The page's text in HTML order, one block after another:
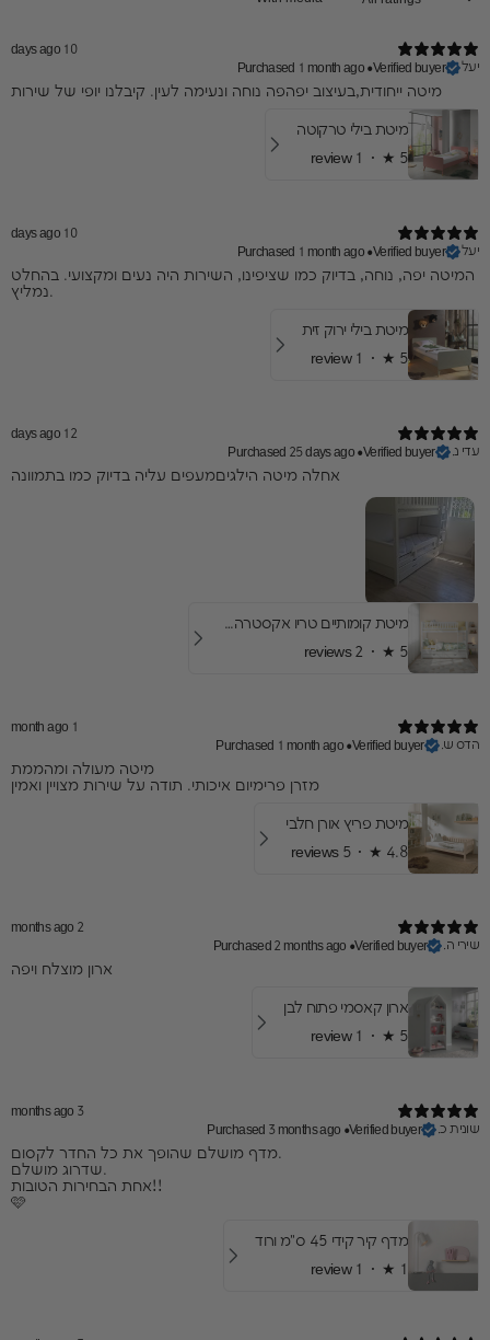
10 days ago
יעל
Verified buyer
•
Purchased 1 month ago
מיטה ייחודית,בעיצוב יפהפה נוחה ונעימה לעין. קיבלנו יופי של שירות
מיטת בילי טרקוטה
5
★ ·
1 review
10 days ago
יעל
Verified buyer
•
Purchased 1 month ago
המיטה יפה, נוחה, בדיוק כמו שציפינו, השירות היה נעים ומקצועי. בהחלט
נמליץ.
מיטת בילי ירוק זית
5
★ ·
1 review
12 days ago
עדי נ.
Verified buyer
•
Purchased 25 days ago
אחלה מיטה הילגיםמעפים עליה בדיוק כמו בתמוונה
מיטת קומותיים טריו אקסטרה- עם מיטת חבר ומגירות
5
★ ·
2 reviews
1 month ago
הדס ש.
Verified buyer
•
Purchased 1 month ago
מיטה מעולה ומהממת
מזרן פרימיום איכותי. תודה על שירות מצויין ואמין
מיטת פריץ אורן חלבי
4.8
★ ·
5 reviews
2 months ago
שירי ה.
Verified buyer
•
Purchased 2 months ago
ארון מוצלח ויפה
ארון קאסמי פתוח לבן
5
★ ·
1 review
3 months ago
שונית כ.
Verified buyer
•
Purchased 3 months ago
מדף מושלם שהופך את כל החדר לקסום.
שדרוג מושלם.
אחת הבחירות הטובות!!
🩷
מדף קיר קידי 45 ס"מ ורוד
1
★ ·
1 review